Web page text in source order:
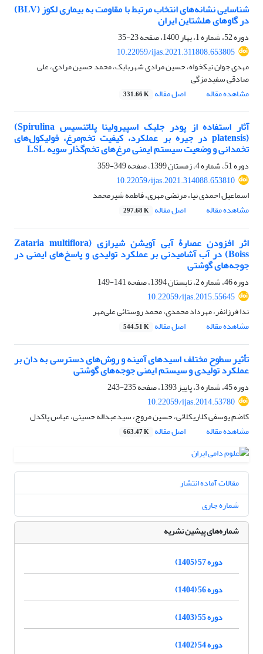
شناسایی نشانه‌های انتخاب مرتبط با مقاومت به بیماری لکوز (‏BLV‏)
در گاوهای هلشتاین ایران‏
دوره 52، شماره 1، بهار 1400، صفحه
23-35
10.22059/ijas.2021.311808.653805
مهدی جوان نیکخواه، حسین مرادی شهربابک، محمد حسین مرادی، علی
صادقی سفیدمزگی
مشاهده مقاله
اصل مقاله 331.66 K
آثار استفاده از پودر جلبک اسپیرولینا پلاتنسیس ‏‎(Spirulina
platensis)‎‏ در جیره بر عملکرد، کیفیت ‏تخم‌مرغ، فولیکول‌های
تخمدانی و وضعیت سیستم ایمنی مرغ‌های تخم‌گذار سویه ‏LSL
دوره 51، شماره 4، زمستان 1399، صفحه
349-359
10.22059/ijas.2021.314088.653810
اسماعیل احمدی نیا، مرتضی مهری، فاطمه شیرمحمد
مشاهده مقاله
اصل مقاله 297.68 K
اثر افزودن عصارۀ آبی آویشن شیرازی (Zataria multiflora
Boiss) در آب آشامیدنی بر عملکرد تولیدی و پاسخ‌های ایمنی در
جوجه‌های گوشتی
دوره 46، شماره 2، تابستان 1394، صفحه
141-149
10.22059/ijas.2015.55645
ندا فرزانفر، مهرداد محمدی، محمد روستائی علی‌مهر
مشاهده مقاله
اصل مقاله 544.51 K
تأثیر سطوح مختلف اسیدهای آمینه و روش‌های دسترسی به دان بر
عملکرد تولیدی و سیستم ایمنی جوجه‌های گوشتی
دوره 45، شماره 3، پاییز 1393، صفحه
235-243
10.22059/ijas.2014.53780
کاضم یوسفی کلاریکلائی، حسین مروج، سیدعبداله حسینی، عباس پاکدل
مشاهده مقاله
اصل مقاله 663.47 K
مقالات آماده انتشار
شماره جاری
شماره‌های پیشین نشریه
دوره 57 (1405)
دوره 56 (1404)
دوره 55 (1403)
دوره 54 (1402)